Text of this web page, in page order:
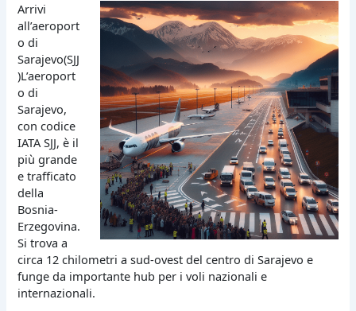
Arrivi
all’aeroport
o di
Sarajevo(SJJ
)L’aeroport
o di
Sarajevo,
con codice
IATA SJJ, è il
più grande
e trafficato
della
Bosnia-
Erzegovina.
Si trova a
circa 12 chilometri a sud-ovest del centro di Sarajevo e
funge da importante hub per i voli nazionali e
internazionali.